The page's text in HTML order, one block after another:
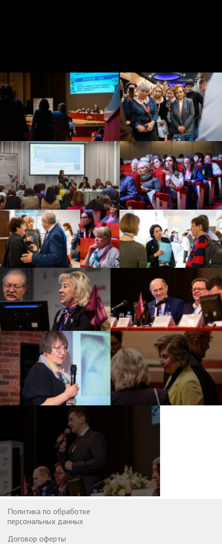
Политика по обработке
персональных данных
Договор оферты